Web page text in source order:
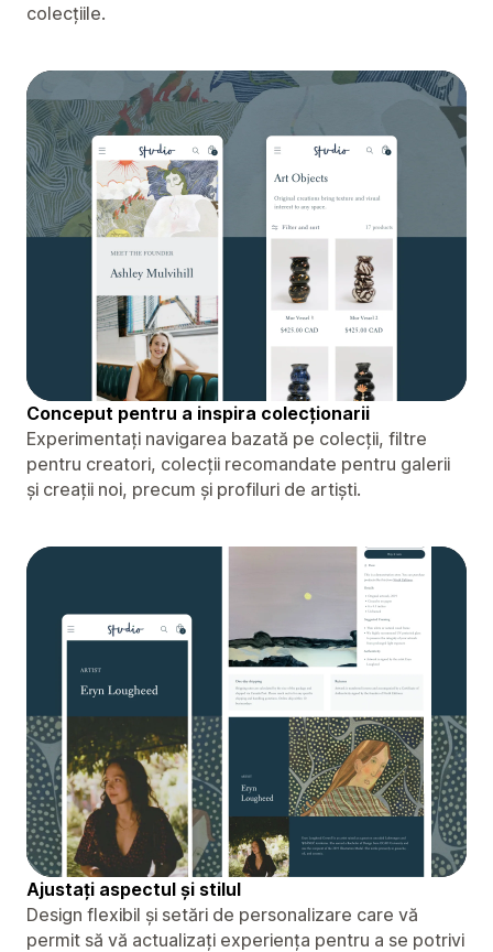
colecțiile.
Conceput pentru a inspira colecționarii
Experimentați navigarea bazată pe colecții, filtre
pentru creatori, colecții recomandate pentru galerii
și creații noi, precum și profiluri de artiști.
Ajustați aspectul și stilul
Design flexibil și setări de personalizare care vă
permit să vă actualizați experiența pentru a se potrivi